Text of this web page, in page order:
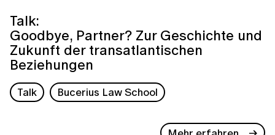
Talk:
Goodbye, Partner? Zur Geschichte und
Zukunft der transatlantischen
Beziehungen
Talk Bucerius Law School